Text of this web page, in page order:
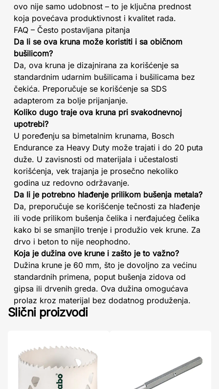
ovo nije samo udobnost – to je ključna prednost
koja povećava produktivnost i kvalitet rada.
FAQ – Često postavljana pitanja
Da li se ova kruna može koristiti i sa običnom
bušilicom?
Da, ova kruna je dizajnirana za korišćenje sa
standardnim udarnim bušilicama i bušilicama bez
čekića. Preporučuje se korišćenje sa SDS
adapterom za bolje prijanjanje.
Koliko dugo traje ova kruna pri svakodnevnoj
upotrebi?
U poređenju sa bimetalnim krunama, Bosch
Endurance za Heavy Duty može trajati i do 20 puta
duže. U zavisnosti od materijala i učestalosti
korišćenja, vek trajanja je prosečno nekoliko
godina uz redovno održavanje.
Da li je potrebno hlađenje prilikom bušenja metala?
Da, preporučuje se korišćenje tečnosti za hlađenje
ili vode prilikom bušenja čelika i nerđajućeg čelika
kako bi se smanjilo trenje i produžio vek krune. Za
drvo i beton to nije neophodno.
Koja je dužina ove krune i zašto je to važno?
Dužina krune je 60 mm, što je dovoljno za većinu
standardnih primena, poput bušenja zidova od
gipsa ili drvenih greda. Ova dužina omogućava
prolaz kroz materijal bez dodatnog produženja.
Slični proizvodi